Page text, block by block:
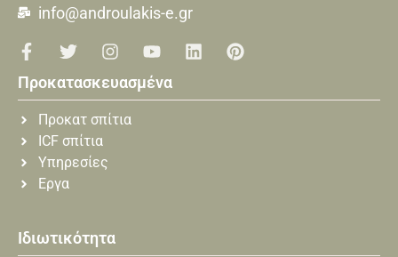
info@androulakis-e.gr
Προκατασκευασμένα
Προκατ σπίτια
ICF σπίτια
Υπηρεσίες
Εργα
Ιδιωτικότητα